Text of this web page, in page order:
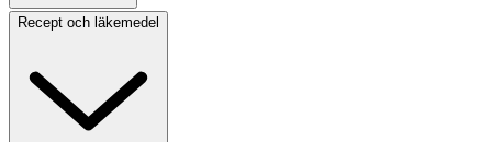
Recept och läkemedel